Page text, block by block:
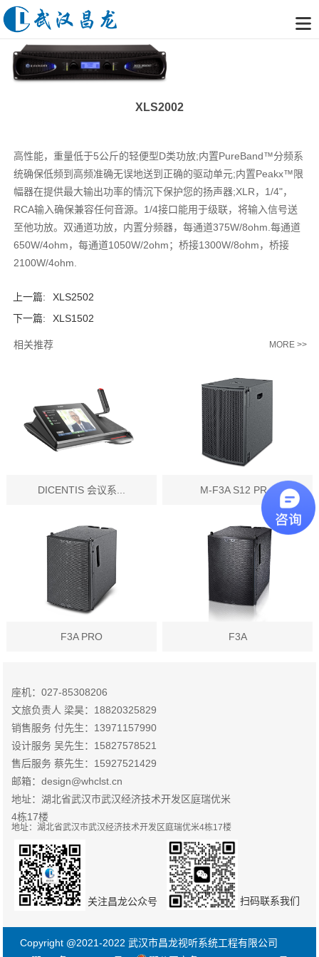
XLS2002
高性能，重量低于5公斤的轻便型D类功放;内置PureBand™分频系
统确保低频到高频准确无误地送到正确的驱动单元;内置Peakx™限
幅器在提供最大输出功率的情沉下保护您的扬声器;XLR，1/4"，
RCA输入确保兼容任何音源。1/4接口能用于级联，将输入信号送
至他功放。双通道功放，内置分频器，每通道375W/8ohm.每通道
650W/4ohm，每通道1050W/2ohm；桥接1300W/8ohm，桥接
2100W/4ohm.
上一篇:
XLS2502
下一篇:
XLS1502
相关推荐 MORE >>
DICENTIS 会议系... M-F3A S12 PR...
F3A PRO F3A
座机：027-85308206
文旅负责人 梁昊：18820325829
销售服务 付先生：13971157990
设计服务 吴先生：15827578521
售后服务 蔡先生：15927521429
邮箱：design@whclst.cn
地址：湖北省武汉市武汉经济技术开发区庭瑞优米
4栋17楼
地址：湖北省武汉市武汉经济技术开发区庭瑞优米4栋17楼
关注昌龙公众号 扫码联系我们
Copyright @2021-2022 武汉市昌龙视听系统工程有限公司